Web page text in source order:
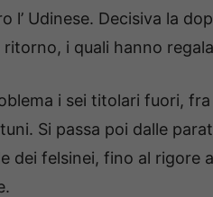
l’ Udinese. Decisiva la
ritorno, i quali hanno
i sei titolari fuori,
Si passa poi dalle
dei felsinei, fino al rigore